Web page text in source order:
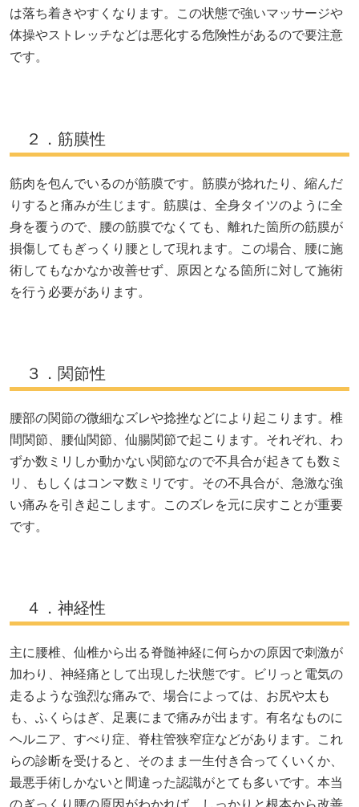
は落ち着きやすくなります。この状態で強いマッサージや
体操やストレッチなどは悪化する危険性があるので要注意
です。
２．筋膜性
筋肉を包んでいるのが筋膜です。筋膜が捻れたり、縮んだ
りすると痛みが生じます。筋膜は、全身タイツのように全
身を覆うので、腰の筋膜でなくても、離れた箇所の筋膜が
損傷してもぎっくり腰として現れます。この場合、腰に施
術してもなかなか改善せず、原因となる箇所に対して施術
を行う必要があります。
３．関節性
腰部の関節の微細なズレや捻挫などにより起こります。椎
間関節、腰仙関節、仙腸関節で起こります。それぞれ、わ
ずか数ミリしか動かない関節なので不具合が起きても数ミ
リ、もしくはコンマ数ミリです。その不具合が、急激な強
い痛みを引き起こします。このズレを元に戻すことが重要
です。
４．神経性
主に腰椎、仙椎から出る脊髄神経に何らかの原因で刺激が
加わり、神経痛として出現した状態です。ビリっと電気の
走るような強烈な痛みで、場合によっては、お尻や太も
も、ふくらはぎ、足裏にまで痛みが出ます。有名なものに
ヘルニア、すべり症、脊柱管狭窄症などがあります。これ
らの診断を受けると、そのまま一生付き合ってくいくか、
最悪手術しかないと間違った認識がとても多いです。本当
のぎっくり腰の原因がわかれば、しっかりと根本から改善